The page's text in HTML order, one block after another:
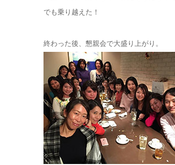
でも乗り越えた！
終わった後、懇親会で大盛り上がり。